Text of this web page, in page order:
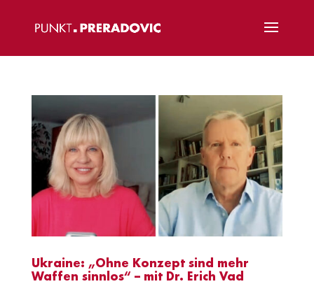
Ukraine: „Ohne Konzept sind mehr
Waffen sinnlos“ – mit Dr. Erich Vad